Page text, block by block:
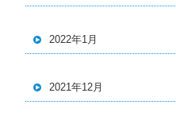
2022年1月
2021年12月